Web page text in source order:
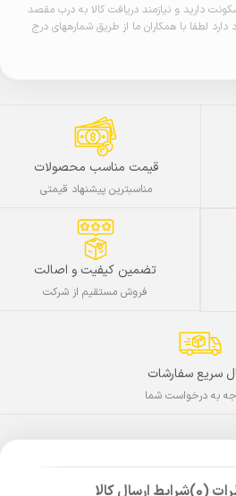
دارید و نیازمند دریافت کالا به درب مقصد
لطفا با همکاران ما از طریق شمارههای درج
قیمت مناسب محصولات
مناسبترین پیشنهاد قیمتی
تضمین کیفیت و اصالت
فروش مستقیم از شرکت
سریع سفارشات
به درخواست شما
(0) شرایط ارسال کالا